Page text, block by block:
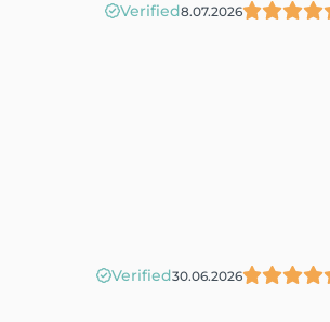
Verified8.07.2026
Verified30.06.2026